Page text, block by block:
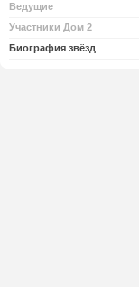
Ведущие
Участники Дом 2
Биография звёзд